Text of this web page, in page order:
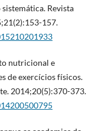
Revista
157.
nutricional e
de exercícios físicos.
2014;20(5):370-373.